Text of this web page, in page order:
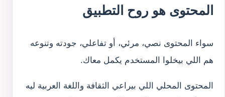
المحتوى هو روح التطبيق
سواء المحتوى نصي، مرئي، أو تفاعلي، جودته وتنوعه
هم اللي بيخلوا المستخدم يكمل معاك.
المحتوى المحلي اللي بيراعي الثقافة واللغة العربية ليه